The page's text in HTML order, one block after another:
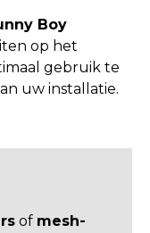
Boy
op het
gebruik te
uw installatie.
of mesh-